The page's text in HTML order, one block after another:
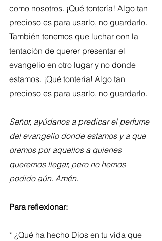
como nosotros. ¡Qué tontería! Algo tan
precioso es para usarlo, no guardarlo.
También tenemos que luchar con la
tentación de querer presentar el
evangelio en otro lugar y no donde
estamos. ¡Qué tontería! Algo tan
precioso es para usarlo, no guardarlo.
Señor, ayúdanos a predicar el perfume
del evangelio donde estamos y a que
oremos por aquellos a quienes
queremos llegar, pero no hemos
podido aún. Amén.
Para reflexionar:
* ¿Qué ha hecho Dios en tu vida que